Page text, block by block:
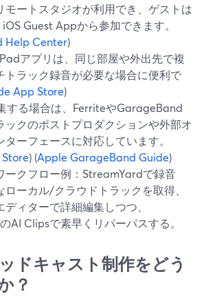
モートスタジオが利用でき、ゲストは
Guest Appから参加できます。
Help Center)
アプリは、同じ部屋や外出先で複
トラック録音が必要な場合に便利で
App Store)
する場合は、FerriteやGarageBand
ックのポストプロダクションや外部オ
ターフェースに対応しています。
) (Apple GarageBand Guide)
ークフロー例：StreamYardで録音
ローカル/クラウドトラックを取得、
ィターで詳細編集しつつ、
AI Clipsで素早くリパーパスする。
ドキャスト制作をどう
？